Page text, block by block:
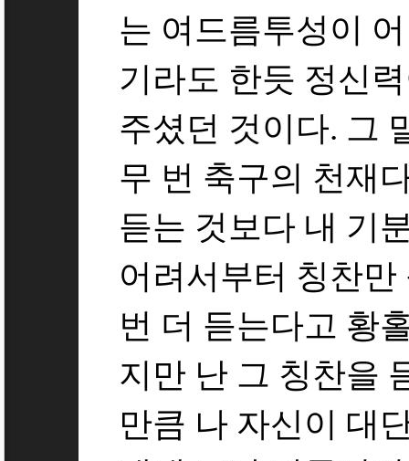
는 여드름투성이
기라도 한듯 정신
주셨던 것이다. 그
무 번 축구의 천재
듣는 것보다 내 기
어려서부터 칭찬
번 더 듣는다고 황
지만 난 그 칭찬을
만큼 나 자신이 대